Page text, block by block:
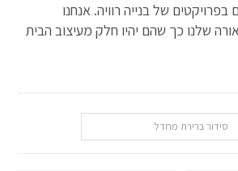
של בנייה רוויה. אנחנו
שלנו כך שהם יהיו חלק מעיצוב הבית
סידור ברירת מחדל